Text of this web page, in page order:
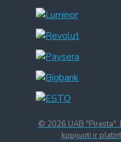
© 2026 UAB "Piresta".
kopijuoti ir